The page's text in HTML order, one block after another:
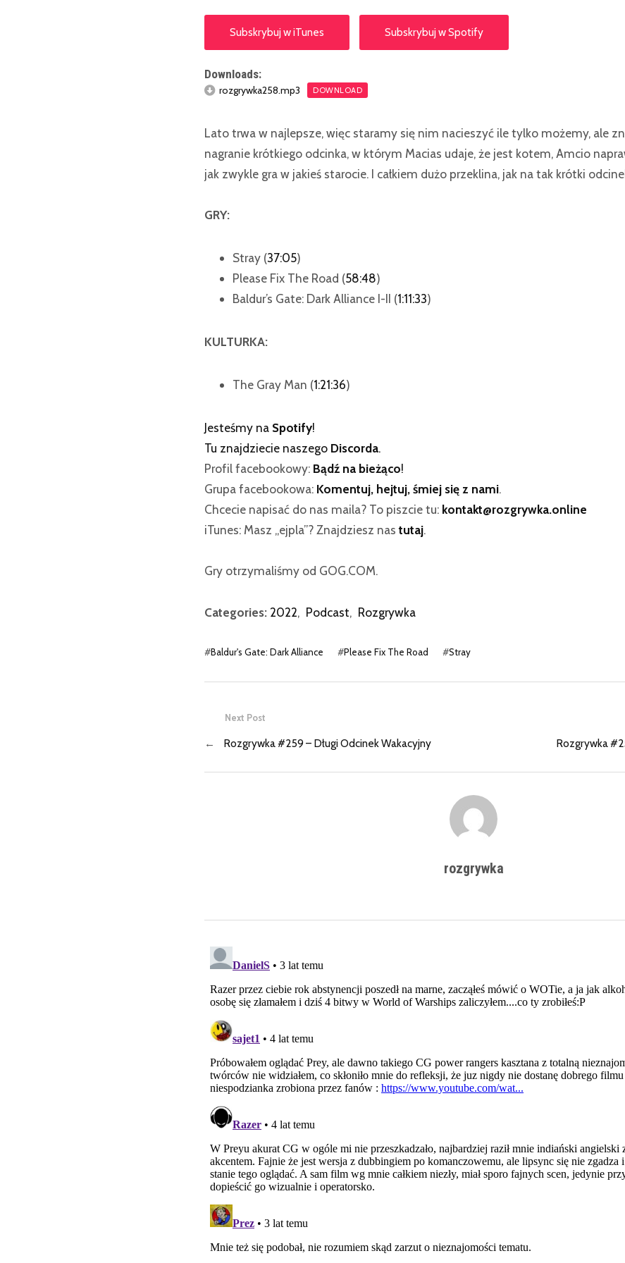
Subskrybuj w iTunes Subskrybuj w Spotify
Downloads:
rozgrywka258.mp3 DOWNLOAD
Lato trwa w najlepsze, więc staramy się nim nacieszyć ile tylko możemy, ale
nagranie krótkiego odcinka, w którym Macias udaje, że jest kotem, Amcio
jak zwykle gra w jakieś starocie. I całkiem dużo przeklina, jak na tak krótki
GRY:
Stray (37:05)
Please Fix The Road (58:48)
Baldur’s Gate: Dark Alliance I-II (1:11:33)
KULTURKA:
The Gray Man (1:21:36)
Jesteśmy na Spotify!
Tu znajdziecie naszego Discorda.
Profil facebookowy: Bądź na bieżąco!
Grupa facebookowa: Komentuj, hejtuj, śmiej się z nami.
Chcecie napisać do nas maila? To piszcie tu: kontakt@rozgrywka.online
iTunes: Masz „ejpla”? Znajdziesz nastutaj.
Gry otrzymaliśmy od GOG.COM.
Categories: 2022, Podcast, Rozgrywka
#Baldur's Gate: Dark Alliance #Please Fix The Road #Stray
Rozgrywka
Next Post
← Rozgrywka #259 – Długi Odcinek Wakacyjny
rozgrywka